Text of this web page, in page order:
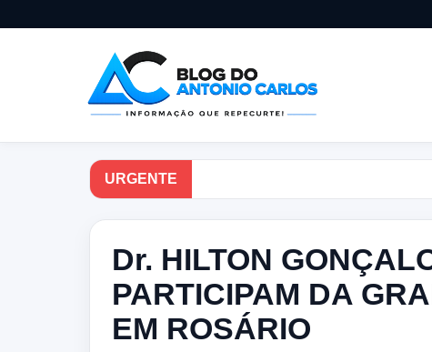
URGENTE
Dr. HILTON
PARTICIPAM DA
EM ROSÁRIO